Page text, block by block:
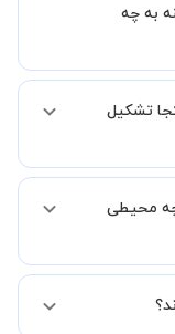
به چه
و یا آشنایان خود به
حالت، به ازای هر
تشکیل
برگزار میشود. در
هماهنگی لازم را
چه محیطی